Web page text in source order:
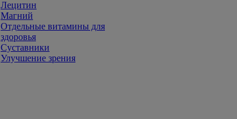
Лецитин
Магний
Отдельные витамины для
здоровья
Суставники
Улучшение зрения